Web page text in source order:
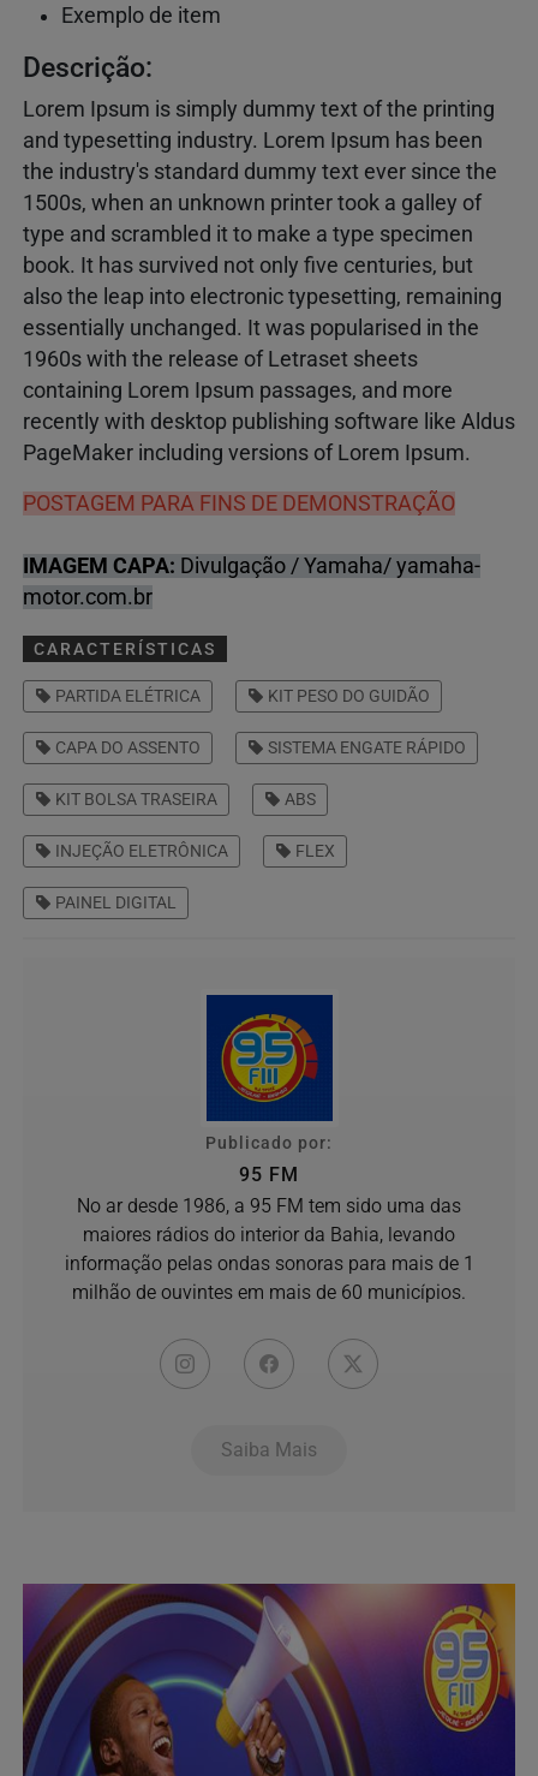
Exemplo de item
Descrição:
Lorem Ipsum is simply dummy text of the printing
and typesetting industry. Lorem Ipsum has been
the industry's standard dummy text ever since the
1500s, when an unknown printer took a galley of
type and scrambled it to make a type specimen
book. It has survived not only five centuries, but
also the leap into electronic typesetting, remaining
essentially unchanged. It was popularised in the
1960s with the release of Letraset sheets
containing Lorem Ipsum passages, and more
recently with desktop publishing software like Aldus
PageMaker including versions of Lorem Ipsum.
POSTAGEM PARA FINS DE DEMONSTRAÇÃO
IMAGEM CAPA: Divulgação / Yamaha/ yamaha-
motor.com.br
CARACTERÍSTICAS
PARTIDA ELÉTRICA KIT PESO DO GUIDÃO
CAPA DO ASSENTO SISTEMA ENGATE RÁPIDO
KIT BOLSA TRASEIRA ABS
INJEÇÃO ELETRÔNICA FLEX
PAINEL DIGITAL
Publicado por:
95 FM
No ar desde 1986, a 95 FM tem sido uma das
maiores rádios do interior da Bahia, levando
informação pelas ondas sonoras para mais de 1
milhão de ouvintes em mais de 60 municípios.
Saiba Mais